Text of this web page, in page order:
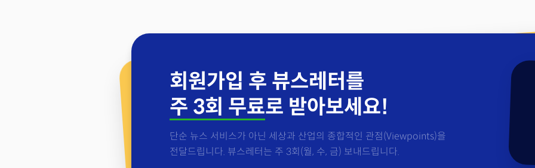
회원가입 후 뷰스레터를
주 3회 무료로 받아보세요!
단순 뉴스 서비스가 아닌 세상과 산업의 종합적인 관점(Viewpoints)을
전달드립니다. 뷰스레터는 주 3회(월, 수, 금) 보내드립니다.